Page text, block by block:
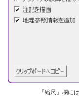
「縮尺」欄に